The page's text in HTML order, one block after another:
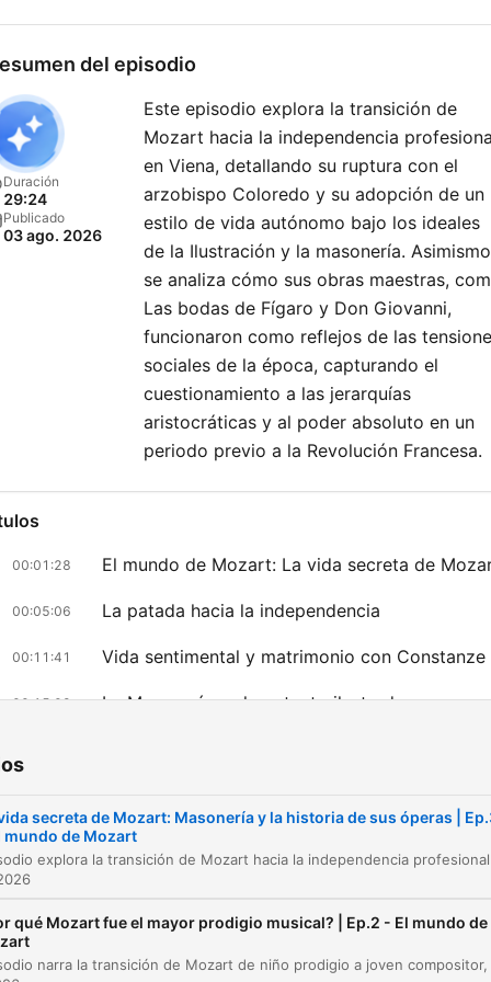
antiguedad. Son relatos
pensados para disfrutar con
emoción de la narración y
reconectar con la historia
desde otro lugar. Muchos
oyentes lo escuchan de
como una forma de
dejarse envolver por el
antes de dormir, y te diré
si lo haces me harás sentir
muy orgulloso de dejarme
acompañarte. Mi nombre es
Iván Patxi Gómez Gallego,
productor de podcast
y ejecutivo de podcast,
más de 12 años de
documentales, narrativos y
sonoros para medios,
proyectos personales.
contenido en Instagram,
Youtube o TikTok como
profesional:
del episodio
Duración
29:24
Publicado
03 ago. 2026
Este episodio explora la transición de
Mozart hacia la independencia
en Viena, detallando su ruptura con el
arzobispo Coloredo y su adopción de un
estilo de vida autónomo bajo los ideales
de la Ilustración y la masonería.
se analiza cómo sus obras maestras,
Las bodas de Fígaro y Don Giovanni,
funcionaron como reflejos de las
sociales de la época, capturando el
cuestionamiento a las jerarquías
aristocráticas y al poder absoluto en un
periodo previo a la Revolución Francesa.
00:01:28 El mundo de Mozart: La vida secreta de
00:05:06 La patada hacia la independencia
00:11:41 Vida sentimental y matrimonio con Constanze
00:15:09 La Masonería y el contexto ilustrado
clic en un capítulo para ir directamente a ese momento
Mozart cambió la seguridad de una corte por la
secreta de Mozart: Masonería y la historia de sus óperas |
mundo de Mozart
qué Mozart fue el mayor prodigio musical? | Ep.2 - El mundo de